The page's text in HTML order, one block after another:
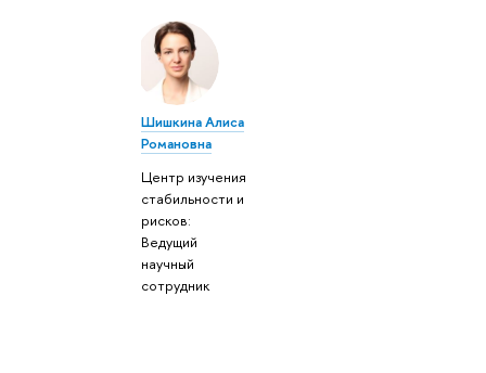
Шишкина Алиса
Романовна
Центр изучения
стабильности и
рисков:
Ведущий
научный
сотрудник